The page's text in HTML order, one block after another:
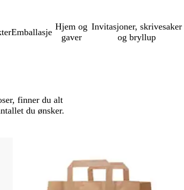
Emballasje
Hjem og
gaver
Invitasjoner, skrivesaker
og bryllup
finner du alt
du ønsker.